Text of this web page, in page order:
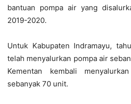
bantuan pompa air yang
2019-2020.
Untuk Kabupaten Indramayu,
telah menyalurkan pompa air
Kementan kembali
sebanyak 70 unit.